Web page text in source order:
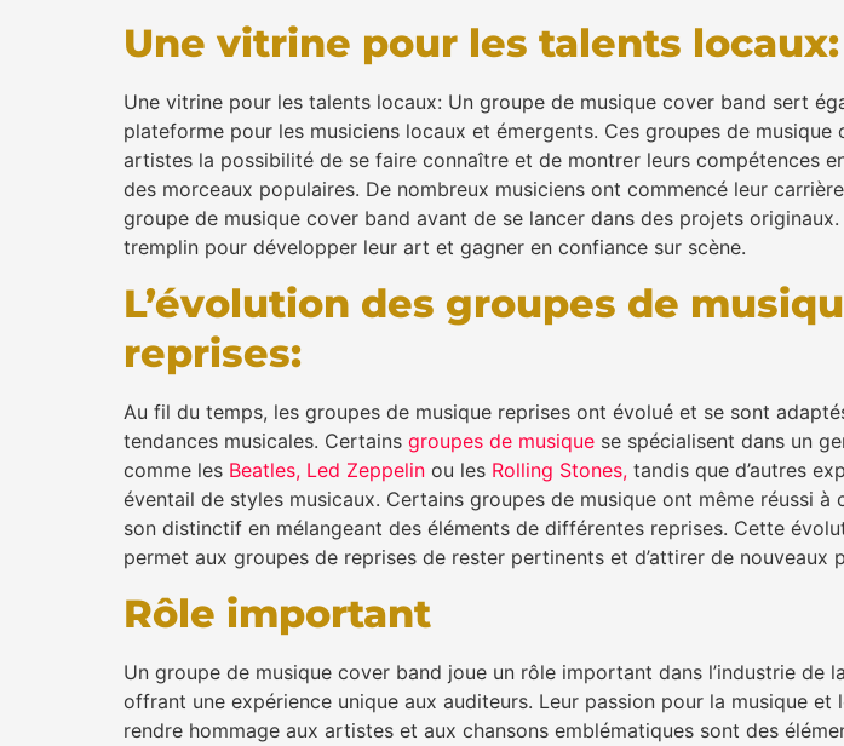
Une vitrine pour les talents locaux:
Une vitrine pour les talents locaux: Un groupe de musique cover band sert
plateforme pour les musiciens locaux et émergents. Ces groupes de musique
artistes la possibilité de se faire connaître et de montrer leurs compétences
des morceaux populaires. De nombreux musiciens ont commencé leur carrière
groupe de musique cover band avant de se lancer dans des projets originaux.
tremplin pour développer leur art et gagner en confiance sur scène.
L’évolution des groupes de
reprises:
Au fil du temps, les groupes de musique reprises ont évolué et se sont
tendances musicales. Certains groupes de musique se spécialisent dans un
comme les Beatles, Led Zeppelin ou les Rolling Stones, tandis que d’autres
éventail de styles musicaux. Certains groupes de musique ont même réussi à
son distinctif en mélangeant des éléments de différentes reprises. Cette
permet aux groupes de reprises de rester pertinents et d’attirer de nouveaux
Rôle important
Un groupe de musique cover band joue un rôle important dans l’industrie de
offrant une expérience unique aux auditeurs. Leur passion pour la musique et
rendre hommage aux artistes et aux chansons emblématiques sont des